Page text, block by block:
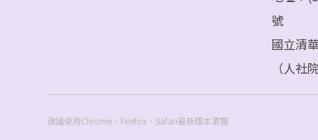
號
國立清
（人社
建議使用Chrome、Firefox、Safari最新版本瀏覽